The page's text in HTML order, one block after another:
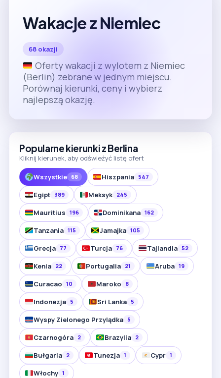
Wakacje z Niemiec
68 okazji
Oferty wakacji z wylotem z Niemiec
(Berlin) zebrane w jednym miejscu.
Porównaj kierunki, ceny i wybierz
najlepszą okazję.
Popularne kierunki z Berlina
Kliknij kierunek, aby odświeżyć listę ofert
Wszystkie 68 Hiszpania 547
Egipt 389 Meksyk 245
Mauritius 196 Dominikana 162
Tanzania 115 Jamajka 105
Grecja 77 Turcja 76 Tajlandia 52
Kenia 22 Portugalia 21 Aruba 19
Curacao 10 Maroko 8
Indonezja 5 Sri Lanka 5
Wyspy Zielonego Przylądka 5
Czarnogóra 2 Brazylia 2
Bułgaria 2 Tunezja 1 Cypr 1
Włochy 1